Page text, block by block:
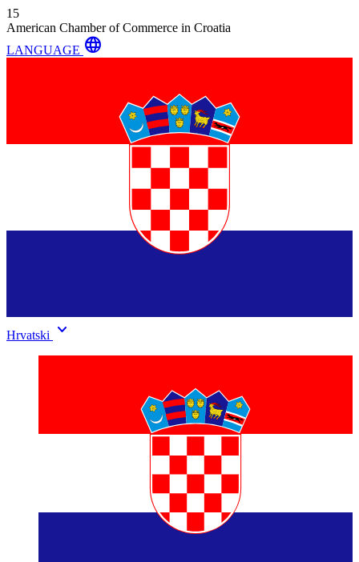
15
American Chamber of Commerce in Croatia
LANGUAGE language
Hrvatski keyboard_arrow_down